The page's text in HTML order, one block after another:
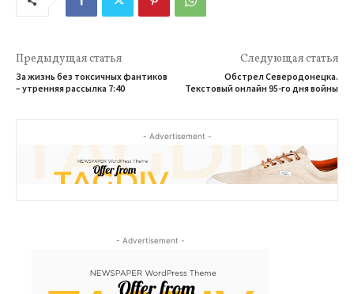
Предыдущая статья
За жизнь без токсичных фантиков
– утренняя рассылка 7:40
Следующая статья
Обстрел Северодонецка.
Текстовый онлайн 95-го дня войны
- Advertisement -
- Advertisement -